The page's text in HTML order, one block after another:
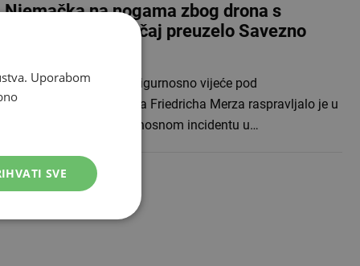
Njemačka na nogama zbog drona s
eksplozivom: Slučaj preuzelo Savezno
Njemačko Nacionalno sigurnosno vijeće pod
predsjedanjem kancelara Friedricha Merza raspravljalo je u
petak o ozbiljnom sigurnosnom incidentu u…
Uporabom
SVE